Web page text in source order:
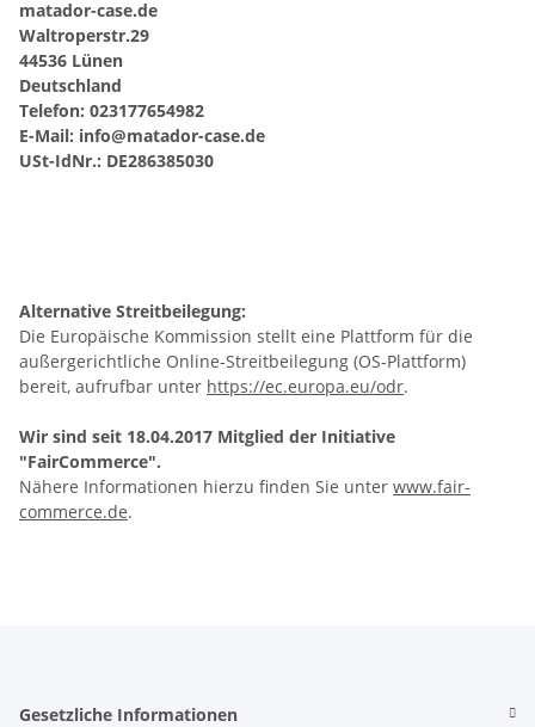
matador-case.de
Waltroperstr.29
44536 Lünen
Deutschland
Telefon: 023177654982
E-Mail: info@matador-case.de
USt-IdNr.: DE286385030
Alternative Streitbeilegung:
Die Europäische Kommission stellt eine Plattform für die
außergerichtliche Online-Streitbeilegung (OS-Plattform)
bereit, aufrufbar unter https://ec.europa.eu/odr.
Wir sind seit 18.04.2017 Mitglied der Initiative
"FairCommerce".
Nähere Informationen hierzu finden Sie unter www.fair-
commerce.de.
Gesetzliche Informationen